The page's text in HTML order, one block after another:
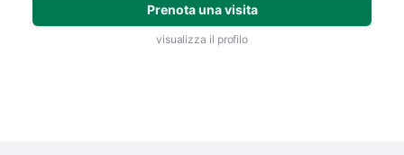
Prenota una visita
visualizza il profilo